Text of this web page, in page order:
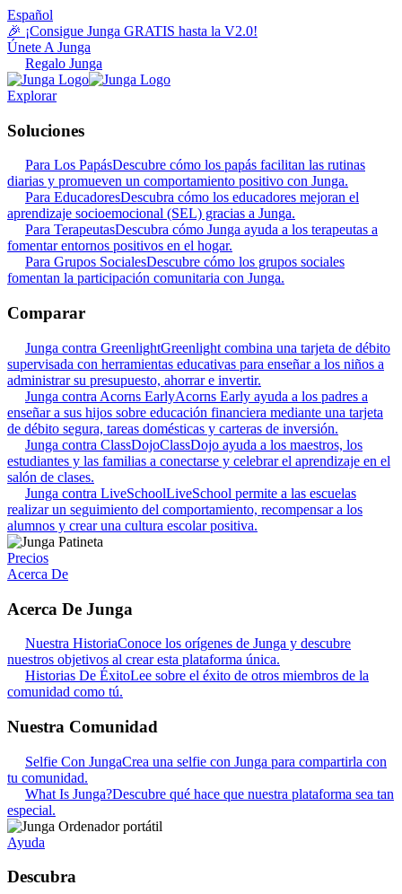
Español
🎉 ¡Consigue Junga GRATIS hasta la V2.0!
Únete A Junga
Regalo Junga
Explorar
Soluciones
Para Los PapásDescubre cómo los papás facilitan las rutinas
diarias y promueven un comportamiento positivo con Junga.
Para EducadoresDescubra cómo los educadores mejoran el
aprendizaje socioemocional (SEL) gracias a Junga.
Para TerapeutasDescubra cómo Junga ayuda a los terapeutas a
fomentar entornos positivos en el hogar.
Para Grupos SocialesDescubre cómo los grupos sociales
fomentan la participación comunitaria con Junga.
Comparar
Junga contra GreenlightGreenlight combina una tarjeta de débito
supervisada con herramientas educativas para enseñar a los niños a
administrar su presupuesto, ahorrar e invertir.
Junga contra Acorns EarlyAcorns Early ayuda a los padres a
enseñar a sus hijos sobre educación financiera mediante una tarjeta
de débito segura, tareas domésticas y carteras de inversión.
Junga contra ClassDojoClassDojo ayuda a los maestros, los
estudiantes y las familias a conectarse y celebrar el aprendizaje en el
salón de clases.
Junga contra LiveSchoolLiveSchool permite a las escuelas
realizar un seguimiento del comportamiento, recompensar a los
alumnos y crear una cultura escolar positiva.
Precios
Acerca De
Acerca De Junga
Nuestra HistoriaConoce los orígenes de Junga y descubre
nuestros objetivos al crear esta plataforma única.
Historias De ÉxitoLee sobre el éxito de otros miembros de la
comunidad como tú.
Nuestra Comunidad
Selfie Con JungaCrea una selfie con Junga para compartirla con
tu comunidad.
What Is Junga?Descubre qué hace que nuestra plataforma sea tan
especial.
Ayuda
Descubra